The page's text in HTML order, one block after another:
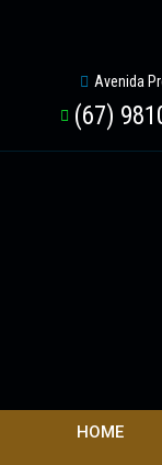
Avenida
(67)
HOME